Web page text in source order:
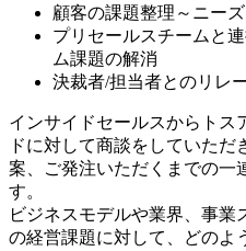
顧客の課題整理～ニー
プリセールスチームと
ム課題の解消
決裁者/担当者とのリレ
インサイドセールスからトス
ドに対して商談をしていた
案、ご発注いただくまでの一
す。
ビジネスモデルや業界、事業
の経営課題に対して、どのよ